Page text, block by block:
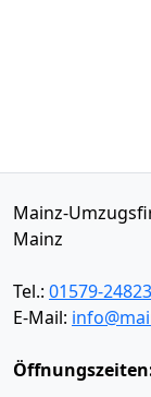
Mainz-
Mainz
Tel.: 01579-
E-Mail: